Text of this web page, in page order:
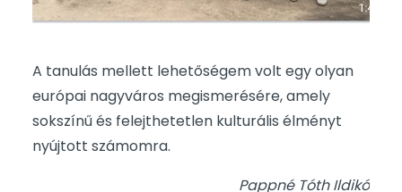
A tanulás mellett lehetőségem volt egy olyan
európai nagyváros megismerésére, amely
sokszínű és felejthetetlen kulturális élményt
nyújtott számomra.
Pappné Tóth Ildikó